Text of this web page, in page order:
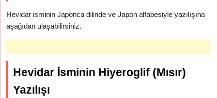
Hevidar isminin Japonca dilinde ve Japon alfabesiyle yazılışına
aşağıdan ulaşabilirsiniz.
Hevidar İsminin Hiyeroglif (Mısır)
Yazılışı